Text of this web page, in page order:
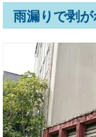
雨漏りで剥